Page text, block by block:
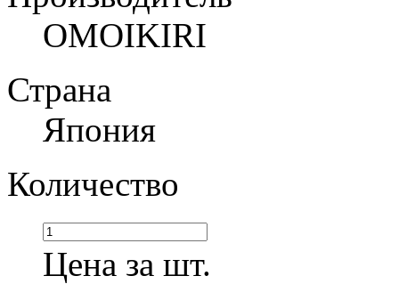
OMOIKIRI
Страна
Япония
Количество
Цена за шт.